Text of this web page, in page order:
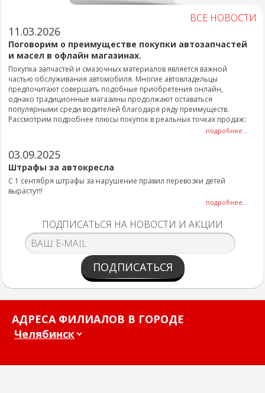
ВСЕ НОВОСТИ
11.03.2026
Поговорим о преимуществе покупки автозапчастей
и масел в офлайн магазинах.
Покупка запчастей и смазочных материалов является важной
частью обслуживания автомобиля. Многие автовладельцы
предпочитают совершать подобные приобретения онлайн,
однако традиционные магазины продолжают оставаться
популярными среди водителей благодаря ряду преимуществ.
Рассмотрим подробнее плюсы покупок в реальных точках продаж:
подробнее...
03.09.2025
Штрафы за автокресла
С 1 сентября штрафы за нарушение правил перевозки детей
вырастут!!
подробнее...
ПОДПИСАТЬСЯ НА НОВОСТИ И АКЦИИ
ПОДПИСАТЬСЯ
АДРЕСА ФИЛИАЛОВ В ГОРОДЕ